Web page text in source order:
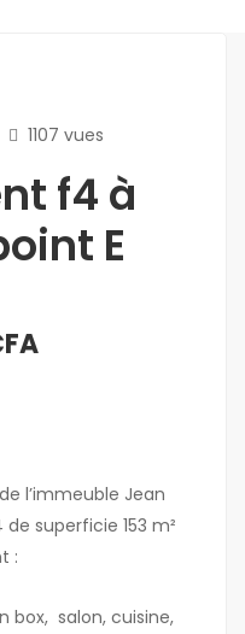
1107 vues
f4 à
E
l’immeuble Jean
superficie 153 m²
:
box, salon, cuisine,